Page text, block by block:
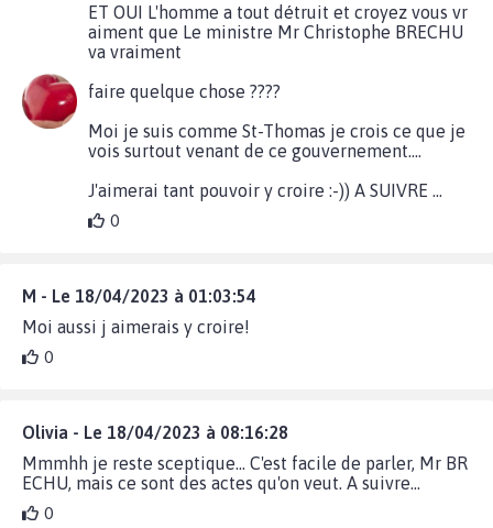
ET OUI L'homme a tout détruit et croyez vous vr
aiment que Le ministre Mr Christophe BRECHU
va vraiment
faire quelque chose ????
Moi je suis comme St-Thomas je crois ce que je
vois surtout venant de ce gouvernement....
J'aimerai tant pouvoir y croire :-)) A SUIVRE ...
0
M - Le 18/04/2023 à 01:03:54
Moi aussi j aimerais y croire!
0
Olivia - Le 18/04/2023 à 08:16:28
Mmmhh je reste sceptique… C'est facile de parler, Mr BR
ECHU, mais ce sont des actes qu'on veut. A suivre…
0